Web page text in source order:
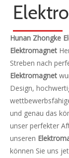
Hunan Zhongke
Elektromagnet
Streben nach
Elektromagnet
Design,
und genau das
unser perfekter
unseren
können Sie uns